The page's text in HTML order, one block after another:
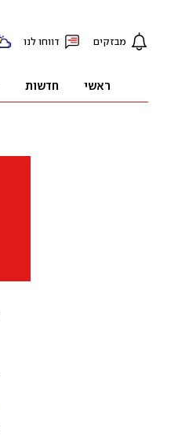
מבזקים דווחו לנו
ראשי חדשות